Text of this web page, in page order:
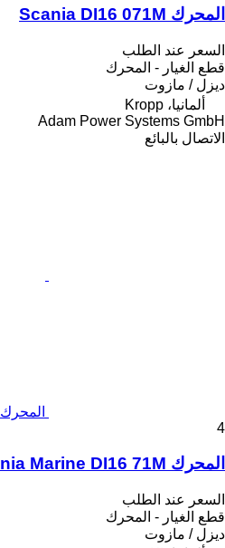
المحرك Scania DI16 071M
السعر عند الطلب
قطع الغيار - المحرك
ديزل / مازوت
ألمانيا، Kropp
Adam Power Systems GmbH
الاتصال بالبائع
المحرك Scania Marine DI16 71M
4
المحرك Scania Marine DI16 71M
السعر عند الطلب
قطع الغيار - المحرك
ديزل / مازوت